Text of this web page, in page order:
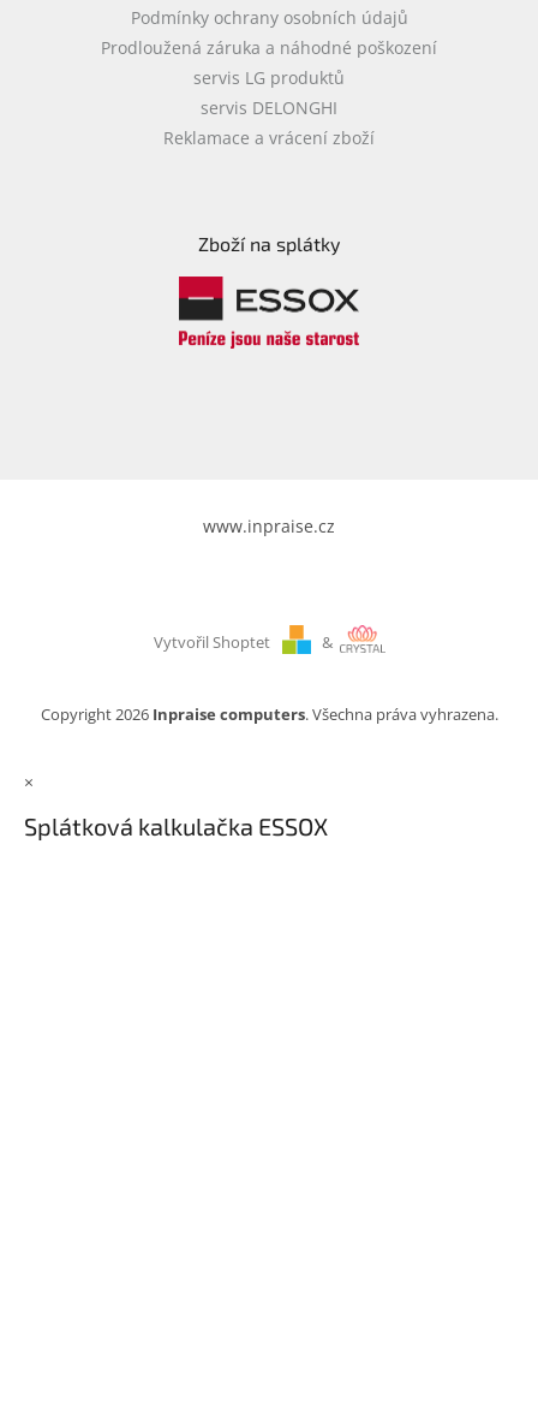
Podmínky ochrany osobních údajů
Prodloužená záruka a náhodné poškození
servis LG produktů
servis DELONGHI
Reklamace a vrácení zboží
Zboží na splátky
www.inpraise.cz
Vytvořil Shoptet &
Copyright 2026 Inpraise computers. Všechna práva vyhrazena.
×
Splátková kalkulačka ESSOX